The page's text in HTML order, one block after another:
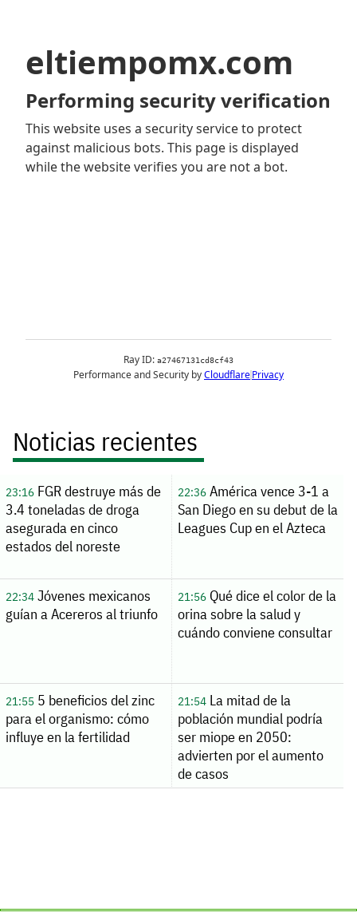
Noticias recientes
23:16FGR destruye más de
3.4 toneladas de droga
asegurada en cinco
estados del noreste
22:36América vence 3-1 a
San Diego en su debut de la
Leagues Cup en el Azteca
22:34Jóvenes mexicanos
guían a Acereros al triunfo
21:56Qué dice el color de la
orina sobre la salud y
cuándo conviene consultar
21:555 beneficios del zinc
para el organismo: cómo
influye en la fertilidad
21:54La mitad de la
población mundial podría
ser miope en 2050:
advierten por el aumento
de casos